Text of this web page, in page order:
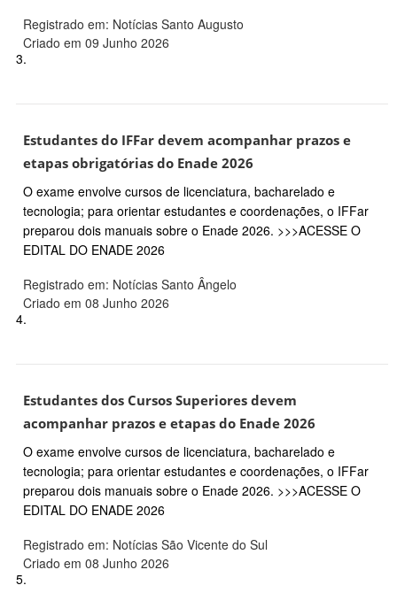
Registrado em: Notícias Santo Augusto
Criado em 09 Junho 2026
3.
Estudantes do IFFar devem acompanhar prazos e
etapas obrigatórias do Enade 2026
O exame envolve cursos de licenciatura, bacharelado e
tecnologia; para orientar estudantes e coordenações, o IFFar
preparou dois manuais sobre o Enade 2026. >>>ACESSE O
EDITAL DO ENADE 2026
Registrado em: Notícias Santo Ângelo
Criado em 08 Junho 2026
4.
Estudantes dos Cursos Superiores devem
acompanhar prazos e etapas do Enade 2026
O exame envolve cursos de licenciatura, bacharelado e
tecnologia; para orientar estudantes e coordenações, o IFFar
preparou dois manuais sobre o Enade 2026. >>>ACESSE O
EDITAL DO ENADE 2026
Registrado em: Notícias São Vicente do Sul
Criado em 08 Junho 2026
5.